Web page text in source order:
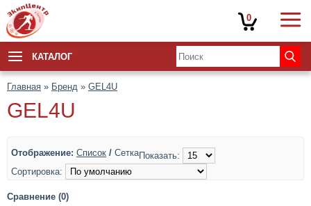
КАТАЛОГ
Главная » Бренд » GEL4U
GEL4U
Отображение: Список / СеткаПоказать:
Сортировка:
Сравнение (0)
0